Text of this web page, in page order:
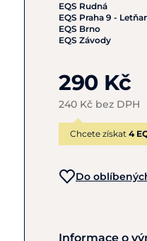
EQS Rudná
EQS Praha 9 -
EQS Brno
EQS Závody
290 Kč
240 Kč bez DPH
Chcete získat 4
Do
Informace o